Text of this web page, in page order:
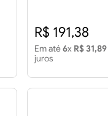
R$ 191,38
Em até6x R$ 31,89
juros